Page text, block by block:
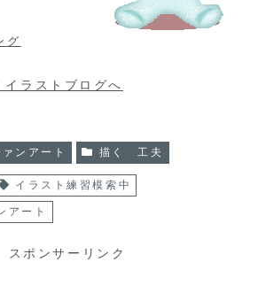
グ
ァンアート 描く 工夫
イラスト練習模索中
アート
スポンサーリンク